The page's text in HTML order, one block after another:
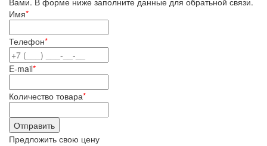
Имя*
Телефон*
E-mail*
Количество товара*
Предложить свою цену